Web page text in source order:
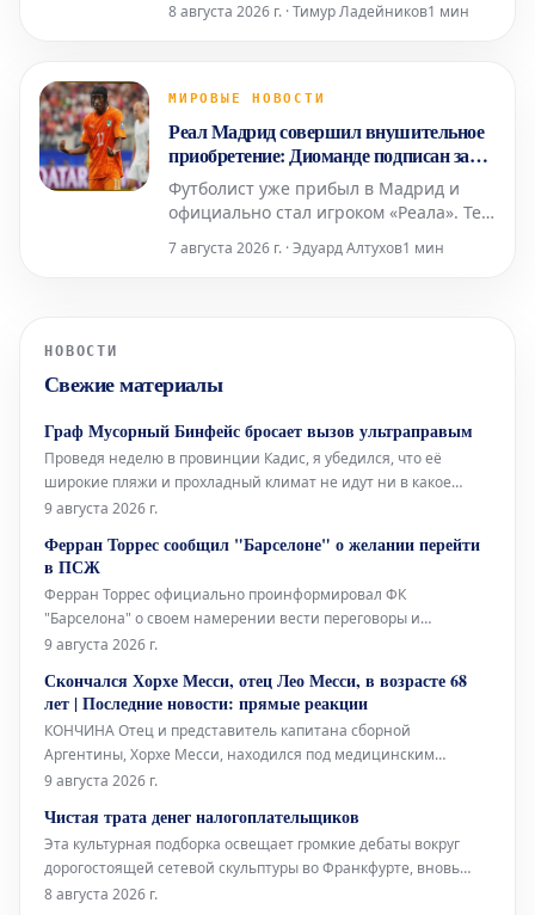
что Сантьяго Абаскаль называет их
дегуманизируют их. Штурм границы
спецслужбах, степени лояльности сот
8 августа 2026 г. · Тимур Ладейников1 мин
МИРОВЫЕ НОВОСТИ
Реал Мадрид совершил внушительное
приобретение: Диоманде подписан за
~130 миллионов евро до 2033 года
Футболист уже прибыл в Мадрид и
официально стал игроком «Реала». Тем
Винисиуса на продление контракта, а
7 августа 2026 г. · Эдуард Алтухов1 мин
НОВОСТИ
Свежие материалы
Граф Мусорный Бинфейс бросает вызов ультраправым
Проведя неделю в провинции Кадис, я убедился, что её
широкие пляжи и прохладный климат не идут ни в какое
сравнение со средиземноморским побережьем. Здесь, в
благодаря океанским бризам, смягчающим силу солнца, он
совершенно не нужен.
9 августа 2026 г.
Ферран Торрес сообщил "Барселоне" о желании перейти
в ПСЖ
Ферран Торрес официально проинформировал ФК
"Барселона" о своем намерении вести переговоры и
заключить соглашение с "ПСЖ". Валенсийский нападающий
забил победный гол в финале Чемпионата мира, и сообщил
об этом главному тренеру Ханси Флику
9 августа 2026 г.
Скончался Хорхе Месси, отец Лео Месси, в возрасте 68
лет | Последние новости: прямые реакции
КОНЧИНА Отец и представитель капитана сборной
Аргентины, Хорхе Месси, находился под медицинским
наблюдением в течение нескольких месяцев из-за своего
кончине в возрасте 68 лет, что потрясло весь футбольный
мир.
9 августа 2026 г.
Чистая трата денег налогоплательщиков
Эта культурная подборка освещает громкие дебаты вокруг
дорогостоящей сетевой скульптуры во Франкфурте, вновь
открывшуюся Галерею Аполлона в Лувре, культовое
8 августа 2026 г.